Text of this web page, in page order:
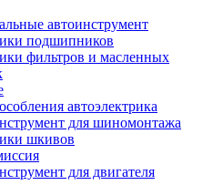
автоинструмент
подшипников
фильтров и масленных
автоэлектрика
для шиномонтажа
шкивов
для двигателя